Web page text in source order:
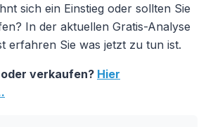
sich ein Einstieg oder sollten Sie
In der aktuellen Gratis-Analyse
erfahren Sie was jetzt zu tun ist.
verkaufen? Hier